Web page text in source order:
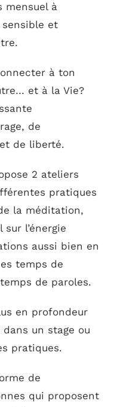
mensuel à
sensible et
à ton
et à la Vie?
de
de liberté.
2 ateliers
pratiques
la méditation,
l’énergie
aussi bien en
temps de
de paroles.
en profondeur
un stage ou
pratiques.
de
qui proposent